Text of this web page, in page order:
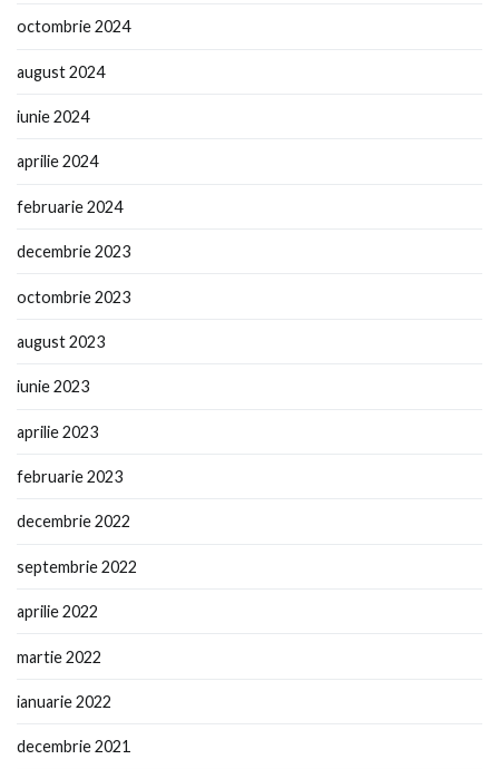
octombrie 2024
august 2024
iunie 2024
aprilie 2024
februarie 2024
decembrie 2023
octombrie 2023
august 2023
iunie 2023
aprilie 2023
februarie 2023
decembrie 2022
septembrie 2022
aprilie 2022
martie 2022
ianuarie 2022
decembrie 2021